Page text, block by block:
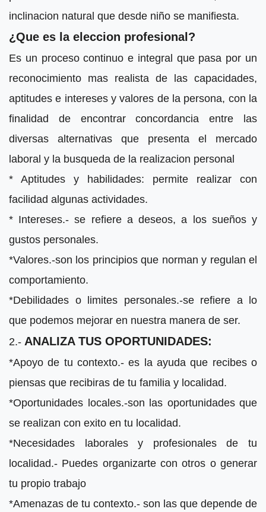
inclinacion natural que desde niño se manifiesta.
¿Que es la eleccion profesional?
Es un proceso continuo e integral que pasa por un
reconocimiento mas realista de las capacidades,
aptitudes e intereses y valores de la persona, con la
finalidad de encontrar concordancia entre las
diversas alternativas que presenta el mercado
laboral y la busqueda de la realizacion personal
* Aptitudes y habilidades: permite realizar con
facilidad algunas actividades.
* Intereses.- se refiere a deseos, a los sueños y
gustos personales.
*Valores.-son los principios que norman y regulan el
comportamiento.
*Debilidades o limites personales.-se refiere a lo
que podemos mejorar en nuestra manera de ser.
2.- ANALIZA TUS OPORTUNIDADES:
*Apoyo de tu contexto.- es la ayuda que recibes o
piensas que recibiras de tu familia y localidad.
*Oportunidades locales.-son las oportunidades que
se realizan con exito en tu localidad.
*Necesidades laborales y profesionales de tu
localidad.- Puedes organizarte con otros o generar
tu propio trabajo
*Amenazas de tu contexto.- son las que depende de